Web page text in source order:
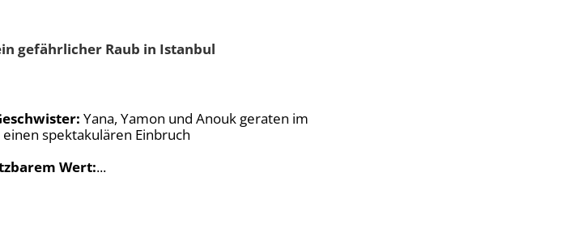
gefährlicher Raub in Istanbul
Yana, Yamon und Anouk geraten im
spektakulären Einbruch
Wert:...